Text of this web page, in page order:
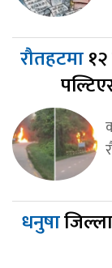
रौतहटमा
धनुषा